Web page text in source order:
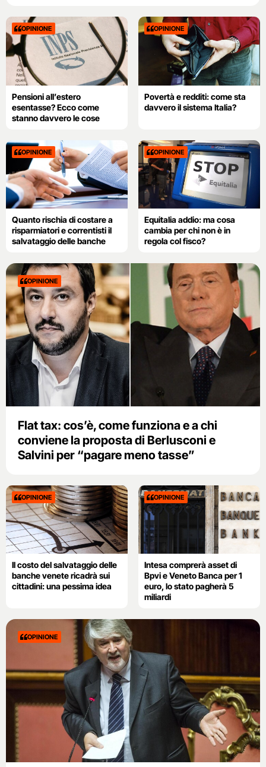
OPINIONE
Pensioni all’estero
esentasse? Ecco come
stanno davvero le cose
OPINIONE
Povertà e redditi: come sta
davvero il sistema Italia?
OPINIONE
Quanto rischia di costare a
risparmiatori e correntisti il
salvataggio delle banche
OPINIONE
Equitalia addio: ma cosa
cambia per chi non è in
regola col fisco?
OPINIONE
Flat tax: cos’è, come funziona e a chi
conviene la proposta di Berlusconi e
Salvini per “pagare meno tasse”
OPINIONE
Il costo del salvataggio delle
banche venete ricadrà sui
cittadini: una pessima idea
OPINIONE
Intesa comprerà asset di
Bpvi e Veneto Banca per 1
euro, lo stato pagherà 5
miliardi
OPINIONE